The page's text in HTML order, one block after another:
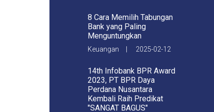
8 Cara Memilih Tabungan
Bank yang Paling
Menguntungkan
Keuangan | 2025-02-12
14th Infobank BPR Award
2023, PT BPR Daya
Perdana Nusantara
Kembali Raih Predikat
"SANGAT BAGUS"